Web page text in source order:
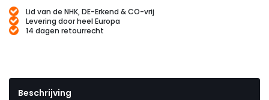
Lid van de NHK, DE-Erkend & CO-vrij
Levering door heel Europa
14 dagen retourrecht
Beschrijving